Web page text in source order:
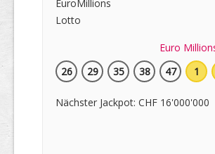
Euro
26
29 35 38 47 1
Nächster Jackpot: CHF 16'000'000